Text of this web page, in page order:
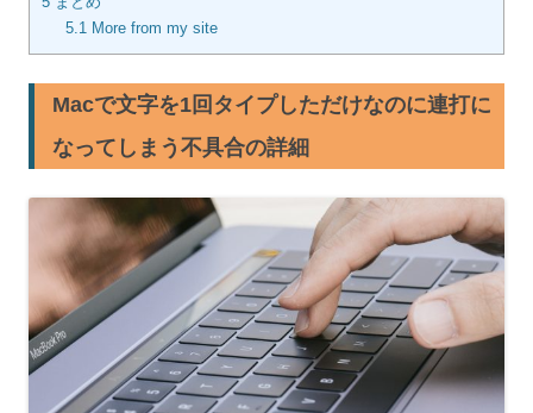
5.1 More from my site
Macで文字を1回タイプしただけなのに連打に
なってしまう不具合の詳細